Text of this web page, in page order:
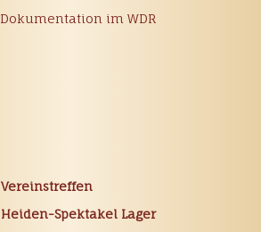
Dokumentation im WDR
Vereinstreffen
Heiden-Spektakel Lager